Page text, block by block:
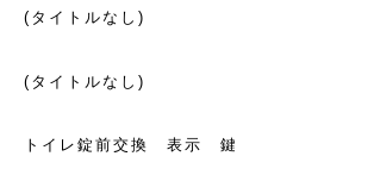
(タイトルなし)
(タイトルなし)
トイレ錠前交換 表示 鍵